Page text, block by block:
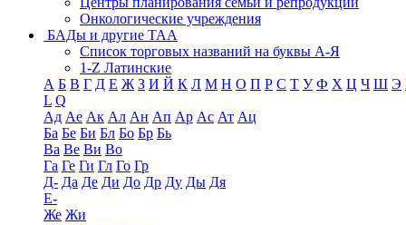
Онкологические учреждения
БАДы и другие ТАА
Список торговых названий на буквы А-Я
1-Z Латинские
А Б В Г Д Е Ж З И Й К Л М Н О П Р С Т У Ф Х Ц Ч Ш Э
L Q
Ад Ае Ак Ал Ан Ап Ар Ас Ат Ац
Ба Бе Би Бл Бо Бр Бь
Ва Ве Ви Во
Га Ге Ги Гл Го Гр
Д- Да Де Ди До Др Ду Ды Дя
Е-
Же Жи